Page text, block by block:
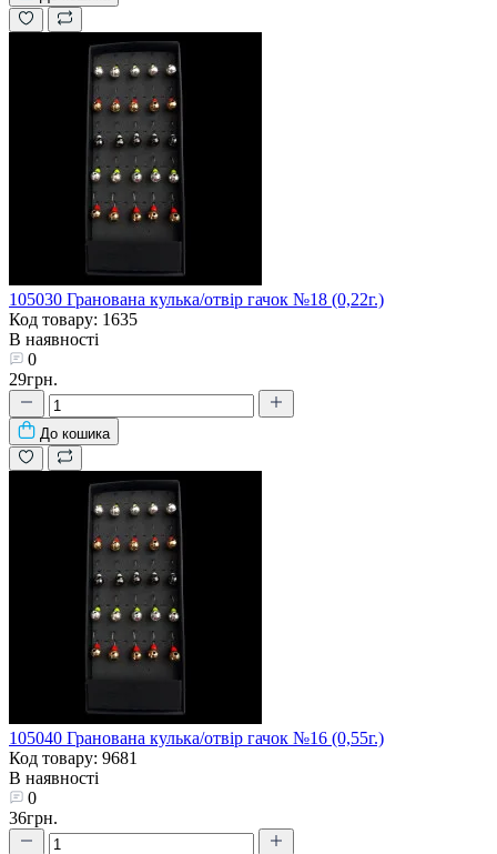
105030 Гранована кулька/отвір гачок №18 (0,22г.)
Код товару: 1635
В наявності
0
29грн.
До кошика
105040 Гранована кулька/отвір гачок №16 (0,55г.)
Код товару: 9681
В наявності
0
36грн.